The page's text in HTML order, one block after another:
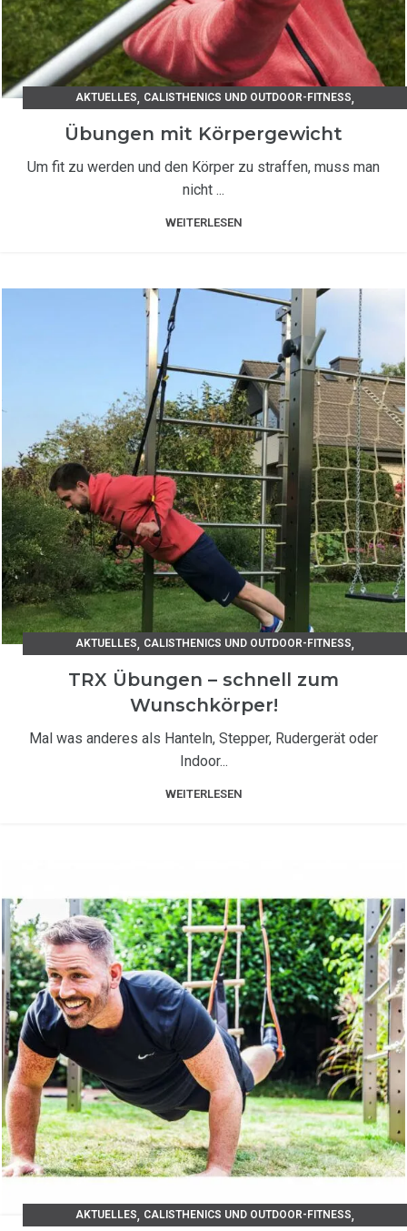
AKTUELLES, CALISTHENICS UND OUTDOOR-FITNESS,
Übungen mit Körpergewicht
Um fit zu werden und den Körper zu straffen, muss man
nicht ...
WEITERLESEN
AKTUELLES, CALISTHENICS UND OUTDOOR-FITNESS,
TRX Übungen – schnell zum
Wunschkörper!
Mal was anderes als Hanteln, Stepper, Rudergerät oder
Indoor...
WEITERLESEN
AKTUELLES, CALISTHENICS UND OUTDOOR-FITNESS,